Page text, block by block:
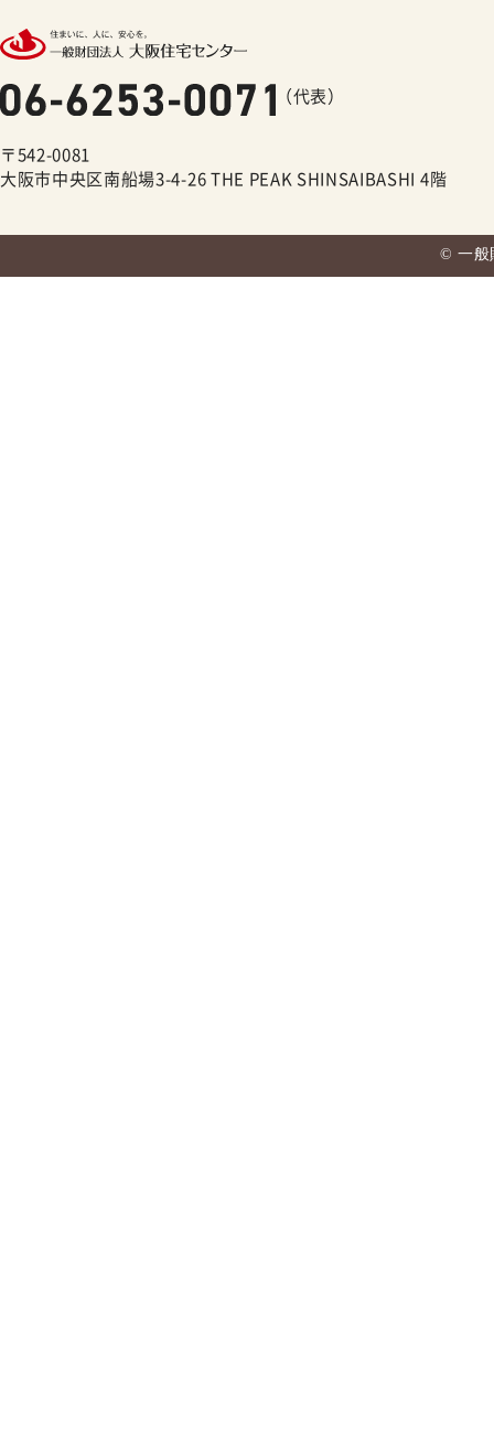
（代表）
〒542-0081
大阪市中央区南船場3-4-26 THE PEAK SHINSAIBASHI 4階
© 一般